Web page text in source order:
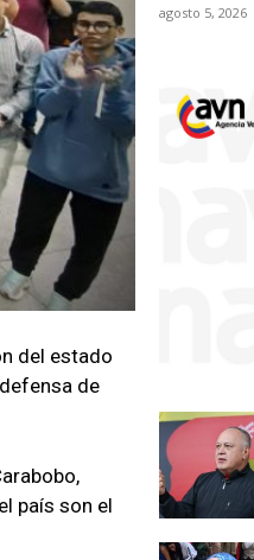
del estado
de
país son el
agosto 5, 2026